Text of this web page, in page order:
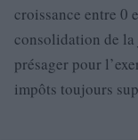
croissance entre 0
consolidation de
présager pour
impôts toujours